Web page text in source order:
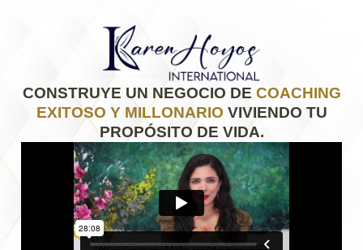
CONSTRUYE UN NEGOCIO DE COACHING
EXITOSO Y MILLONARIO VIVIENDO TU
PROPÓSITO DE VIDA.